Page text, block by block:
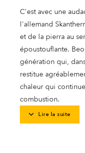
C'est avec une
l'allemand
et de la pierra au
époustouflante.
génération qui,
restitue
chaleur qui
combustion.
Lire la suite